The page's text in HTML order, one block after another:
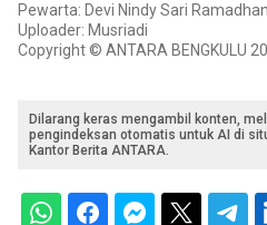
Pewarta: Devi Nindy Sari Ramadhan
Uploader: Musriadi
Copyright © ANTARA BENGKULU
Dilarang keras mengambil konten,
pengindeksan otomatis untuk AI di
Kantor Berita ANTARA.